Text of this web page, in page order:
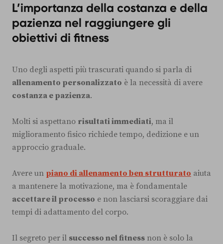
L’importanza della costanza e della
pazienza nel raggiungere gli
obiettivi di fitness
Uno degli aspetti più trascurati quando si parla di
allenamento personalizzato è la necessità di avere
costanza e pazienza.
Molti si aspettano risultati immediati, ma il
miglioramento fisico richiede tempo, dedizione e un
approccio graduale.
Avere un piano di allenamento ben strutturato aiuta
a mantenere la motivazione, ma è fondamentale
accettare il processo e non lasciarsi scoraggiare dai
tempi di adattamento del corpo.
Il segreto per il successo nel fitness non è solo la